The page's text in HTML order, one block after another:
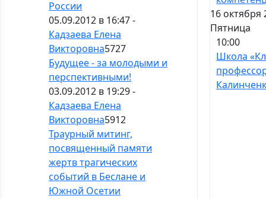
России
05.09.2012 в 16:47 -
Кадзаева Елена
Викторовна5727
Будущее - за молодыми и
перспективными!
03.09.2012 в 19:29 -
Кадзаева Елена
Викторовна5912
Траурный митинг,
посвященный памяти
жертв трагических
событий в Беслане и
Южной Осетии
16 октября
Пятница
10:00
Школа